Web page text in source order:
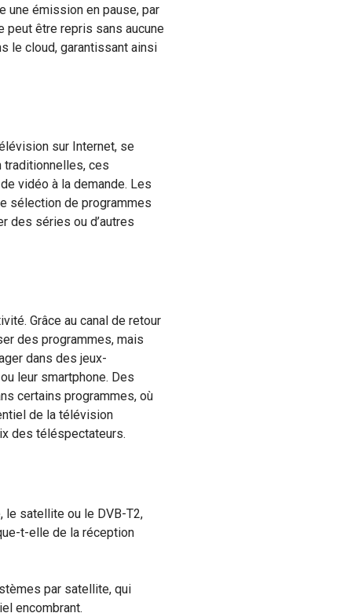
une émission en pause, par
peut être repris sans aucune
le cloud, garantissant ainsi
sur Internet, se
traditionnelles, ces
vidéo à la demande. Les
sélection de programmes
des séries ou d’autres
Grâce au canal de retour
des programmes, mais
dans des jeux-
leur smartphone. Des
certains programmes, où
de la télévision
des téléspectateurs.
le satellite ou le DVB-T2,
t-elle de la réception
par satellite, qui
encombrant.